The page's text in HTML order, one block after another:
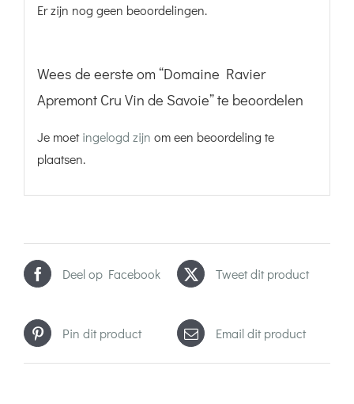
Er zijn nog geen beoordelingen.
Wees de eerste om “Domaine Ravier
Apremont Cru Vin de Savoie” te beoordelen
Je moetingelogd zijn om een beoordeling te
plaatsen.
Deel op Facebook Tweet dit product
Pin dit product Email dit product